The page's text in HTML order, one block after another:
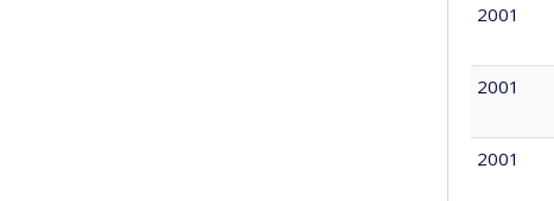
2001
2001
2001